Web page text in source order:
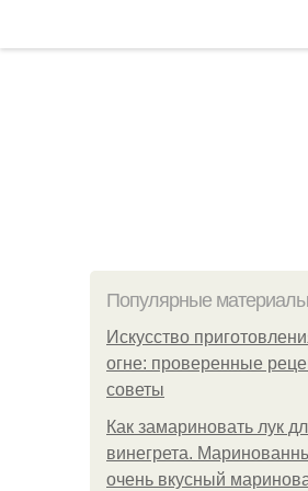
Популярные материалы
Искусство
огне: проверенные
советы
Как замариновать лук
винегрета.
очень вкусный